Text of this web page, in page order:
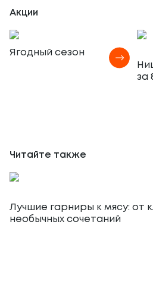
Акции
Ягодный сезон
за
Читайте также
Лучшие гарниры к мясу: от
необычных сочетаний